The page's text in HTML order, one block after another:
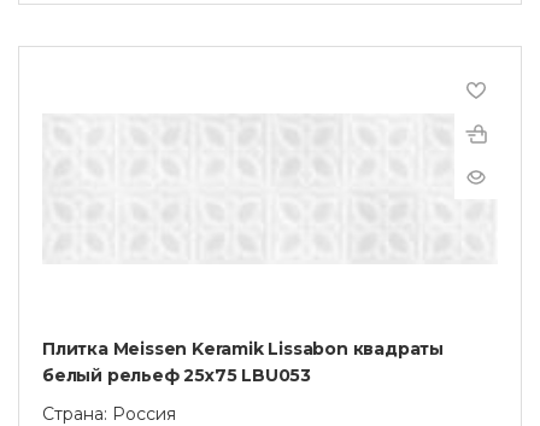
Плитка Meissen Keramik Lissabon квадраты
белый рельеф 25x75 LBU053
Страна: Россия